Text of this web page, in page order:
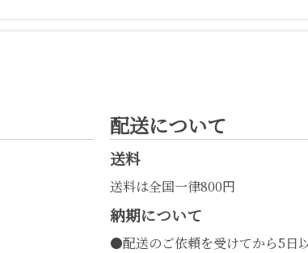
配送について
送料
送料は全国一律800円
納期について
●配送のご依頼を受けてから5日